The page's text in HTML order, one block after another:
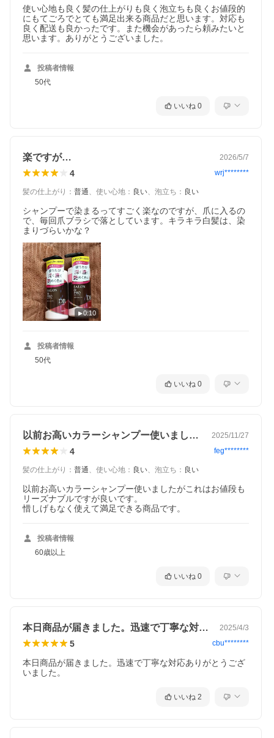
□ お肌や頭皮に異常が生じていないかよく注意して使
用してください。
□ 赤味、はれ、かゆみ、刺激、色抜け(白斑等)や黒ず
み(製品による汚れを除く)等の異常があらわれた場合
は使用を中止し、皮膚科専門医等にご相談ください。
さい。
□ 目に入った時は、直ちに洗い流してください。
□ 直射日光のあたる場所、高温多湿の場所、温度変化
の激しい場所を避けて常温で保管してください。
フィルムノドスム／ヒバマタ／ヒジキ／トロロコンブ
／レソニアニグレスセンス／ミツイシコンブ／リシリ
コンブ／ワカメエキス、安息香酸Na、エタノール、オ
ルシランジオール）クロスポリマー、カニナバラ果実
ス、コカミドDEA、セバシン酸ジイソプロピル、ツバ
キ種子油、ヒオウギエキス、フェノキシエタノール、
プロパンジオール、ペンチレングリコール、ホホバ種
子油、ポリクオタニウム-10、ポリクオタニウム-7、
メチルパラベン、BG、EDTA-2Na、香料、塩基性青
124、塩基性橙31、塩基性茶16
メーカー 株式会社ダリヤ
区分
日本製・化粧品
使い心地も良く髪の仕上がりも良く泡立ちも良くお値段的
にもてごろでとても満足出来る商品だと思います。対応も
良く配送も良かったです。また機会があったら頼みたいと
思います。ありがとうございました。
投稿者情報
50代
いいね 0
楽ですが… 2026/5/7
4 wrj********
髪の仕上がり ： 普通、 使い心地 ： 良い、 泡立ち ： 良い
シャンプーで染まるってすごく楽なのですが、爪に入るの
で、毎回爪ブラシで落としています。キラキラ白髪は、染
まりづらいかな？
0:10
投稿者情報
50代
いいね 0
以前お高いカラーシャンプー使いましたが… 2025/11/27
4 feg********
髪の仕上がり ： 普通、 使い心地 ： 良い、 泡立ち ： 良い
以前お高いカラーシャンプー使いましたがこれはお値段も
リーズナブルですが良いです。
惜しげもなく使えて満足できる商品です。
投稿者情報
60歳以上
いいね 0
本日商品が届きました。迅速で丁寧な対応… 2025/4/3
5 cbu********
本日商品が届きました。迅速で丁寧な対応ありがとうござ
いました。
いいね 2